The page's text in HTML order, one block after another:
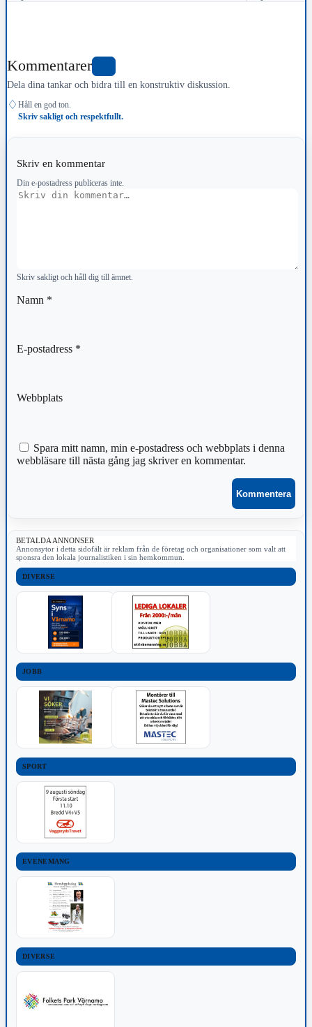
Kommentarer
Dela dina tankar och bidra till en konstruktiv diskussion.
♢ Håll en god ton.
Skriv sakligt och respektfullt.
Skriv en kommentar
Din e-postadress publiceras inte.
Kommentar
Skriv sakligt och håll dig till ämnet.
Namn *
E-postadress *
Webbplats
Spara mitt namn, min e-postadress och webbplats i denna
webbläsare till nästa gång jag skriver en kommentar.
BETALDA ANNONSER
Annonsytor i detta sidofält är reklam från de företag och organisationer som valt att
sponsra den lokala journalistiken i sin hemkommun.
DIVERSE
JOBB
SPORT
EVENEMANG
DIVERSE